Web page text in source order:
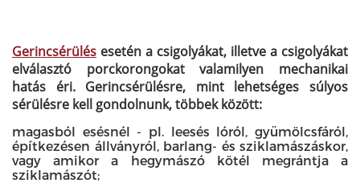
Gerincsérülés esetén a csigolyákat, illetve a csigolyákat
elválasztó porckorongokat valamilyen mechanikai
hatás éri. Gerincsérülésre, mint lehetséges súlyos
sérülésre kell gondolnunk, többek között:
magasból esésnél - pl. leesés lóról, gyümölcsfáról,
építkezésen állványról, barlang- és sziklamászáskor,
vagy amikor a hegymászó kötél megrántja a
sziklamászót;